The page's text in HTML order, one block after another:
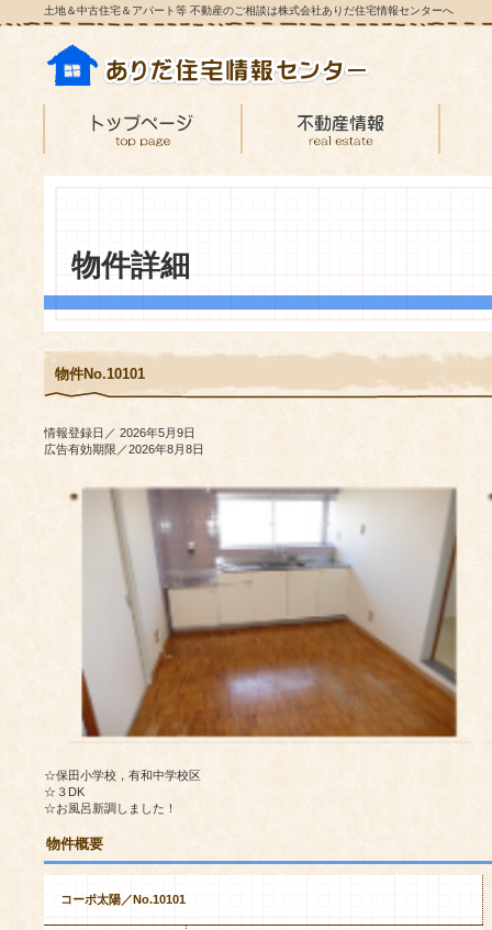
土地＆中古住宅＆アパート等 不動産のご相談は株式会社ありだ住宅情報センターへ
物件詳細
物件No.10101
情報登録日／ 2026年5月9日
広告有効期限／2026年8月8日
☆保田小学校，有和中学校区
☆３DK
☆お風呂新調しました！
物件概要
コーポ太陽／No.10101